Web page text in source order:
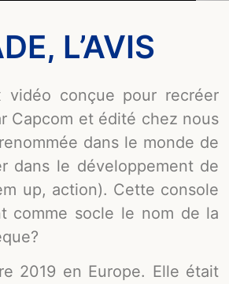
L’AVIS
conçue pour recréer
Capcom et édité chez nous
dans le monde de
dans le développement de
up, action). Cette console
comme socle le nom de la
2019 en Europe. Elle était